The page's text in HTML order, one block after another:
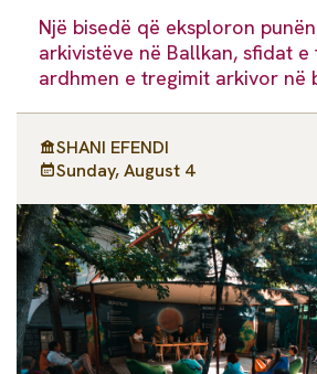
Një bisedë që eksploron
arkivistëve në Ballkan, sfidat
ardhmen e tregimit arkivor në
SHANI EFENDI
Sunday, August 4